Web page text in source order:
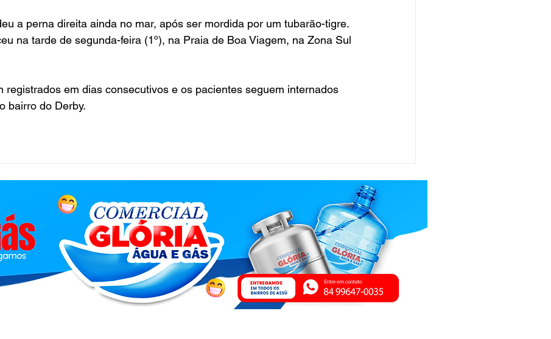
a perna direita ainda no mar, após ser mordida por um tubarão-tigre.
na tarde de segunda-feira (1º), na Praia de Boa Viagem, na Zona Sul
registrados em dias consecutivos e os pacientes seguem internados
bairro do Derby.